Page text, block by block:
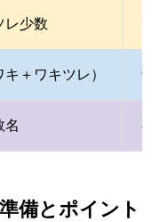
レ少数 短
＋ワキツレ） 静
名 夜
備とポイント